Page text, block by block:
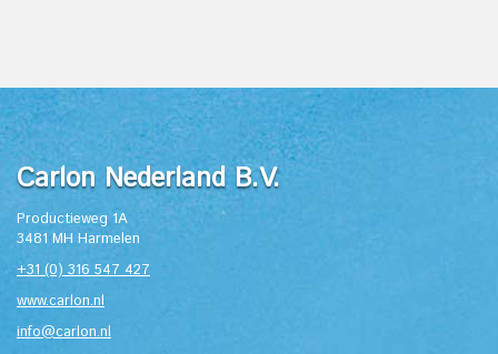
Carlon Nederland B.V.
Productieweg 1A
3481 MH Harmelen
+31 (0) 316 547 427
www.carlon.nl
info@carlon.nl